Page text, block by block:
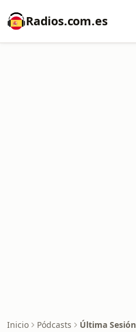
Radios.com.es
Inicio Pódcasts Última Sesión